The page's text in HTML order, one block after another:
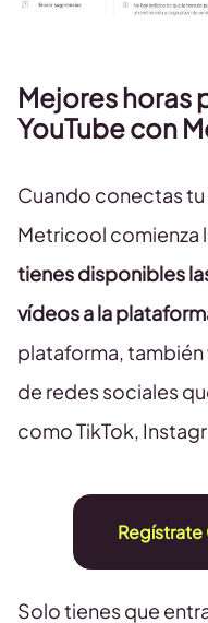
Mejores horas
YouTube con
Cuando conectas tu
Metricool comienza
tienes disponibles
vídeos a la
plataforma,
de redes sociales
como TikTok,
Regístrate
Solo tienes que